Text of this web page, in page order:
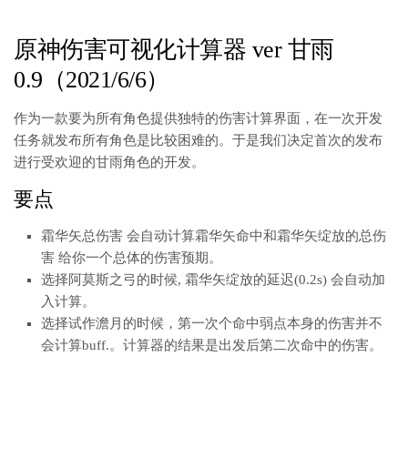
原神伤害可视化计算器 ver 甘雨
0.9（2021/6/6）
作为一款要为所有角色提供独特的伤害计算界面，在一次开发
任务就发布所有角色是比较困难的。于是我们决定首次的发布
进行受欢迎的甘雨角色的开发。
要点
霜华矢总伤害 会自动计算霜华矢命中和霜华矢绽放的总伤
害 给你一个总体的伤害预期。
选择阿莫斯之弓的时候, 霜华矢绽放的延迟(0.2s) 会自动加
入计算。
选择试作澹月的时候，第一次个命中弱点本身的伤害并不
会计算buff.。计算器的结果是出发后第二次命中的伤害。